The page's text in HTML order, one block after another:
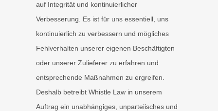
auf Integrität und kontinuierlicher
Verbesserung. Es ist für uns essentiell, uns
kontinuierlich zu verbessern und mögliches
Fehlverhalten unserer eigenen Beschäftigten
oder unserer Zulieferer zu erfahren und
entsprechende Maßnahmen zu ergreifen.
Deshalb betreibt Whistle Law in unserem
Auftrag ein unabhängiges, unparteiisches und